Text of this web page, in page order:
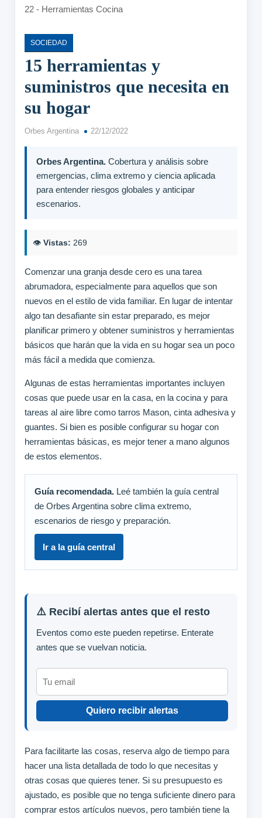
SOCIEDAD
15 herramientas y
suministros que necesita en
su hogar
Orbes Argentina 22/12/2022
Orbes Argentina.Cobertura y análisis sobre
emergencias, clima extremo y ciencia aplicada
para entender riesgos globales y anticipar
escenarios.
👁️ Vistas: 269
Comenzar una granja desde cero es una tarea
abrumadora, especialmente para aquellos que son
nuevos en el estilo de vida familiar. En lugar de intentar
algo tan desafiante sin estar preparado, es mejor
planificar primero y obtener suministros y herramientas
básicos que harán que la vida en su hogar sea un poco
más fácil a medida que comienza.
Algunas de estas herramientas importantes incluyen
cosas que puede usar en la casa, en la cocina y para
tareas al aire libre como tarros Mason, cinta adhesiva y
guantes. Si bien es posible configurar su hogar con
herramientas básicas, es mejor tener a mano algunos
de estos elementos.
Guía recomendada.Leé también la guía central
de Orbes Argentina sobre clima extremo,
escenarios de riesgo y preparación.
Ir a la guía central
⚠️ Recibí alertas antes que el resto
Eventos como este pueden repetirse. Enterate
antes que se vuelvan noticia.
Quiero recibir alertas
Para facilitarte las cosas, reserva algo de tiempo para
hacer una lista detallada de todo lo que necesitas y
otras cosas que quieres tener. Si su presupuesto es
ajustado, es posible que no tenga suficiente dinero para
comprar estos artículos nuevos, pero también tiene la